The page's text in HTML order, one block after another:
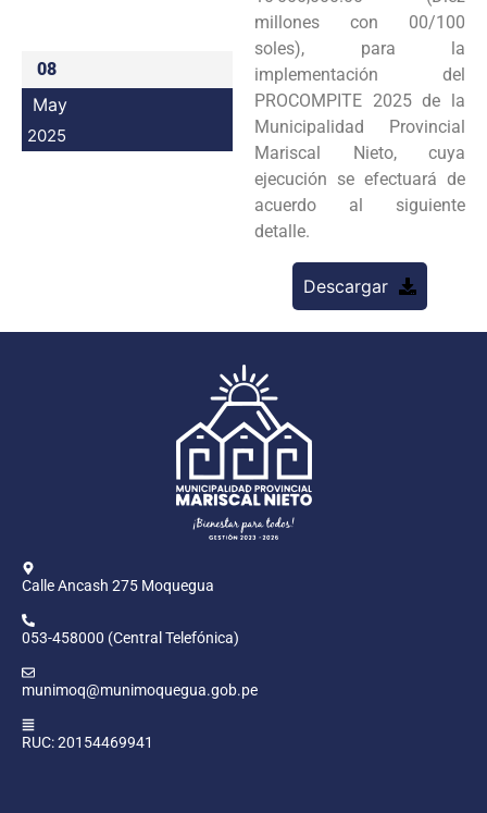
Programas
Intranet
08
May
2025
millones con 00/100
soles), para la
implementación del
PROCOMPITE 2025 de la
Municipalidad Provincial
Mariscal Nieto, cuya
ejecución se efectuará de
acuerdo al siguiente
detalle.
Descargar
Calle Ancash 275 Moquegua
053-458000 (Central Telefónica)
munimoq@munimoquegua.gob.pe
RUC: 20154469941